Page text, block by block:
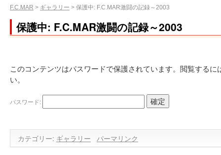
F.C.MAR > ギャラリー > 保護中: F.C.MAR激闘の記録～2003
保護中: F.C.MAR激闘の記録～2003
このコンテンツはパスワードで保護されています。閲覧する
い。
パスワード:
カテゴリー: ギャラリー パーマリンク